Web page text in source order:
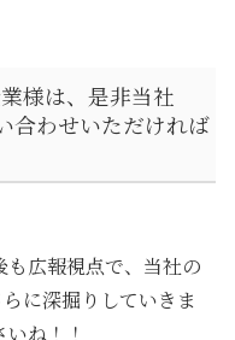
様は、是非当社
合わせいただければ
広報視点で、当社の
に深掘りしていきま
ね！！